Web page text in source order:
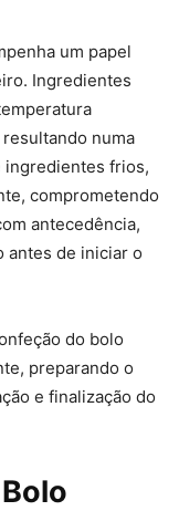
um papel
Ingredientes
numa
ingredientes frios,
comprometendo
antecedência,
de iniciar o
do bolo
preparando o
e finalização do